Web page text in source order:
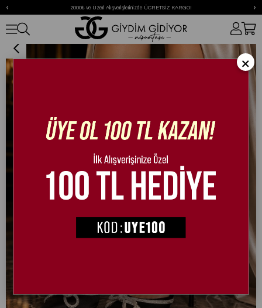
2000₺ ve Üzeri Alışverişlerinizde ÜCRETSİZ KARGO!
‹ ›
Amor Kristal Taşlı Ayakkabı Siyah
×